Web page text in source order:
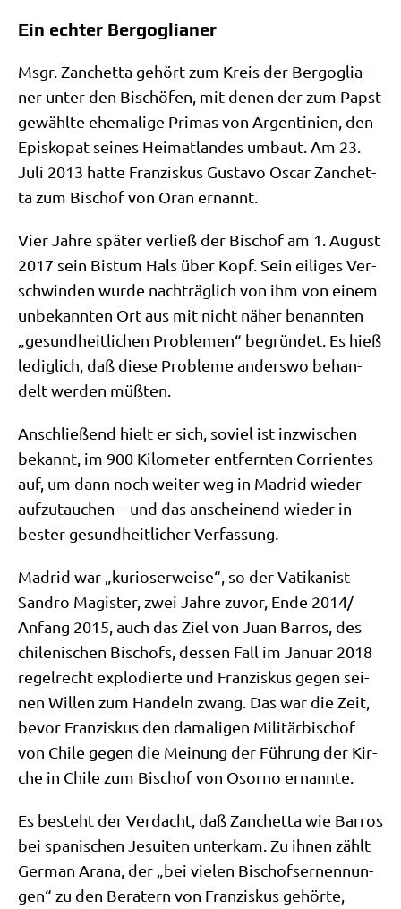
Ein echter Bergoglianer
Msgr. Zan­chet­ta gehört zum Kreis der Berg­o­glia­
ner unter den Bischö­fen, mit denen der zum Papst
gewähl­te ehe­ma­li­ge Pri­mas von Argen­ti­ni­en, den
Epi­sko­pat sei­nes Hei­mat­lan­des umbaut. Am 23.
Juli 2013 hat­te Fran­zis­kus Gustavo Oscar Zan­chet­
ta zum Bischof von Oran ernannt.
Vier Jah­re spä­ter ver­ließ der Bischof am 1. August
2017 sein Bis­tum Hals über Kopf. Sein eili­ges Ver­
schwin­den wur­de nach­träg­lich von ihm von einem
unbe­kann­ten Ort aus mit nicht näher benann­ten
„gesund­heit­li­chen Pro­ble­men“ begrün­det. Es hieß
ledig­lich, daß die­se Pro­ble­me anders­wo behan­
delt wer­den müßten.
Anschlie­ßend hielt er sich, soviel ist inzwi­schen
bekannt, im 900 Kilo­me­ter ent­fern­ten Cor­ri­en­tes
auf, um dann noch wei­ter weg in Madrid wie­der
auf­zu­tau­chen – und das anschei­nend wie­der in
bester gesund­heit­li­cher Verfassung.
Madrid war „kurio­ser­wei­se“, so der Vati­ka­nist
San­dro Magi­ster, zwei Jah­re zuvor, Ende 2014/​
Anfang 2015, auch das Ziel von Juan Bar­ros, des
chi­le­ni­schen Bischofs, des­sen Fall im Janu­ar 2018
regel­recht explo­dier­te und Fran­zis­kus gegen sei­
nen Wil­len zum Han­deln zwang. Das war die Zeit,
bevor Fran­zis­kus den dama­li­gen Mili­tär­bi­schof
von Chi­le gegen die Mei­nung der Füh­rung der Kir­
che in Chi­le zum Bischof von Osor­no ernannte.
Es besteht der Ver­dacht, daß Zan­chet­ta wie Bar­ros
bei spa­ni­schen Jesui­ten unter­kam. Zu ihnen zählt
Ger­man Ara­na, der „bei vie­len Bischofs­er­nen­nun­
gen“ zu den Bera­tern von Fran­zis­kus gehör­te,